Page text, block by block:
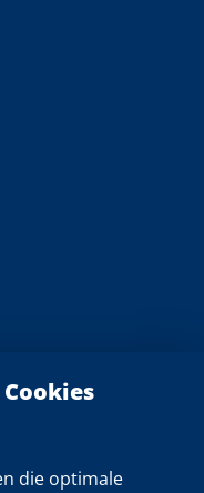
die optimale